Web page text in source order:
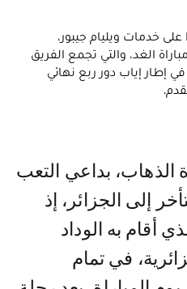
خدمات ويليام جيبور،
الغد، والتي تجمع الفريق
إطار إياب دور ربع نهائي
إلى الجزائر، إذ
أقام به الوداد
في تمام